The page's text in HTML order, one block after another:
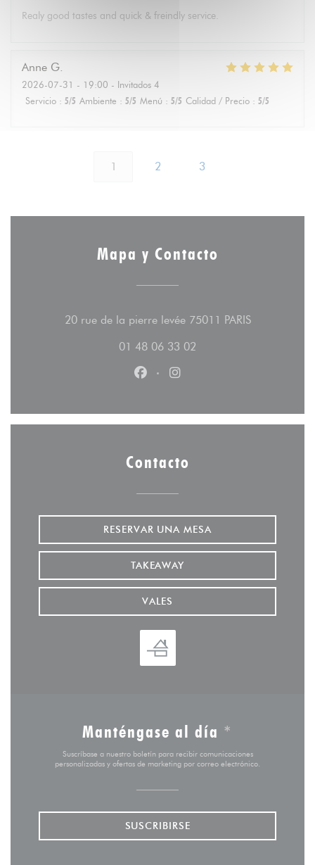
Realy good tastes and quick & freindly service.
Anne G
2026-07-31 - 19:00 - Invitados 4
Servicio : 5/5 Ambiente : 5/5 Menú : 5/5 Calidad / Precio : 5/5
1 2 3
Mapa y Contacto
20 rue de la pierre levée 75011 PARIS((abre en
01 48 06 33 02
Facebook ((abre en una nueva
Instagram ((abre en una
Contacto
RESERVAR UNA MESA
TAKEAWAY
VALES
Manténgase al día *
Suscríbase a nuestro boletín para recibir comunicaciones
personalizadas y ofertas de marketing por correo electrónico.
SUSCRIBIRSE